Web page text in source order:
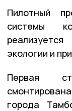
Пилотный
системы
экологии и
Первая
города